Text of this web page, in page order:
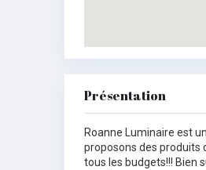
Présentation
Roanne Luminaire est
proposons des produits
tous les budgets!!! Bien